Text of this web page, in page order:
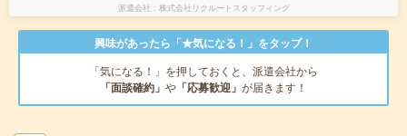
派遣会社 株式会社リクルートスタッフィング
興味があったら「★気になる！」をタップ！
「気になる！」を押しておくと、派遣会社から
「面談確約」 や 「応募歓迎」 が届きます！